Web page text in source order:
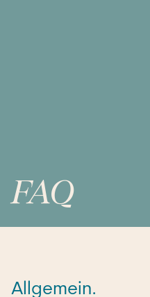
FAQ
Allgemein.